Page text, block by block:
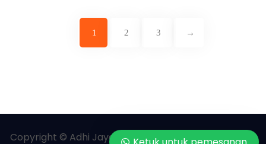
1 2 3 →
Copyright © Adhi Jaya Readymix | All rights reserved.